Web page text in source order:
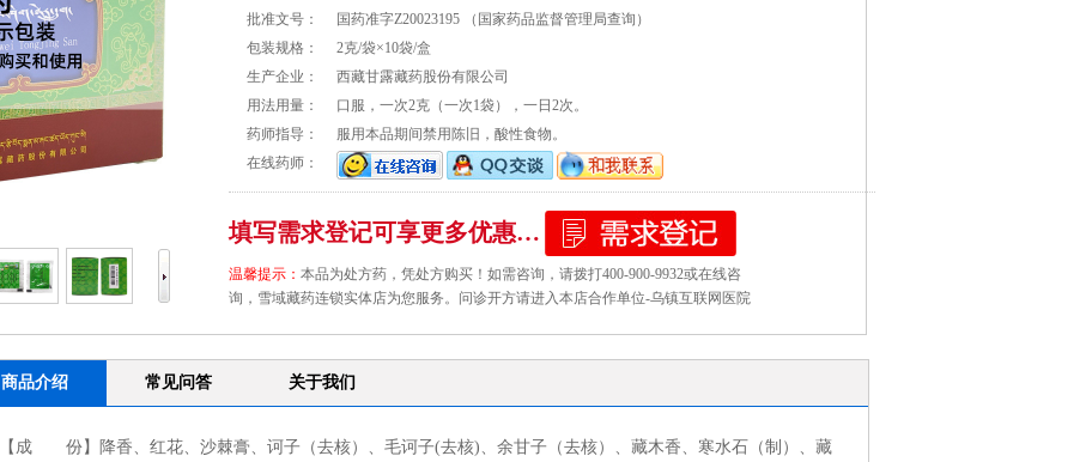
批准文号：
国药准字Z20023195
（国家药品监督管理局查询）
包装规格：
2克/袋×10袋/盒
生产企业：
西藏甘露藏药股份有限公司
用法用量：
口服，一次2克（一次1袋），一日2次。
药师指导：
服用本品期间禁用陈旧，酸性食物。
在线药师：
填写需求登记可享更多优惠…
温馨提示： 本品为处方药，凭处方购买！如需咨询，请拨打400-900-9932或在线咨
询，雪域藏药连锁实体店为您服务。问诊开方请进入本店合作单位-乌镇互联网医院
商品介绍 常见问答 关于我们
【成 份】降香、红花、沙棘膏、诃子（去核）、毛诃子(去核)、余甘子（去核）、藏木香、寒水石（制）、藏